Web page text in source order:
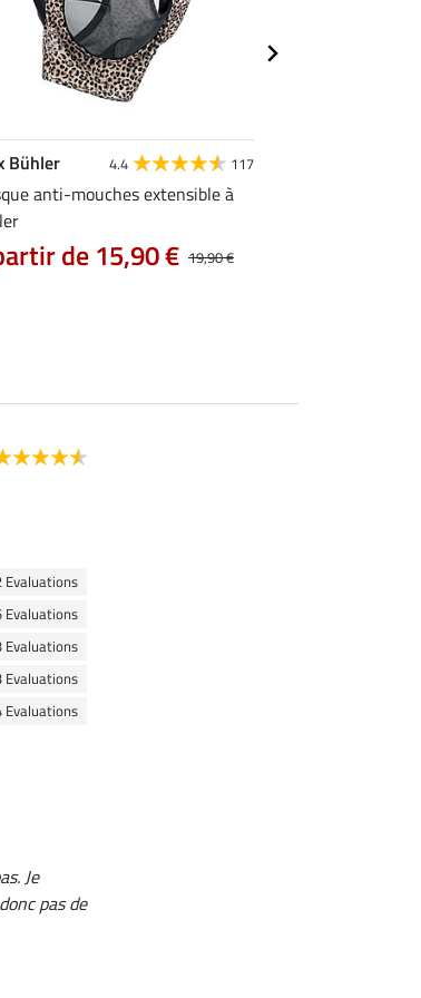
Bühler 4.4 117
anti-mouches extensible à
19,90 €
de 15,90 €
Evaluations
Evaluations
Evaluations
Evaluations
Evaluations
Je
pas de